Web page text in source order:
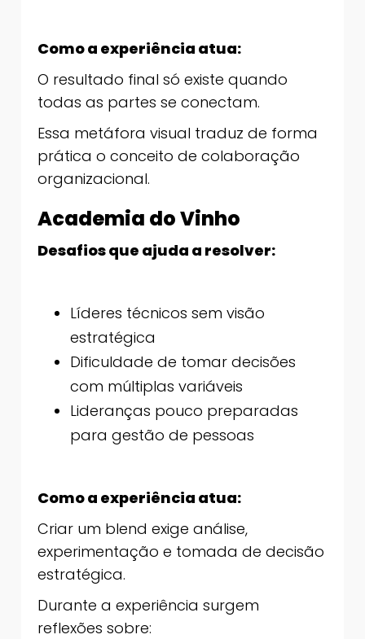
Como a experiência atua:
O resultado final só existe quando
todas as partes se conectam.
Essa metáfora visual traduz de forma
prática o conceito de colaboração
organizacional.
Academia do Vinho
Desafios que ajuda a resolver:
Líderes técnicos sem visão
estratégica
Dificuldade de tomar decisões
com múltiplas variáveis
Lideranças pouco preparadas
para gestão de pessoas
Como a experiência atua:
Criar um blend exige análise,
experimentação e tomada de decisão
estratégica.
Durante a experiência surgem
reflexões sobre: